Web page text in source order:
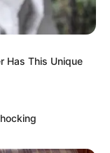
Has This Unique